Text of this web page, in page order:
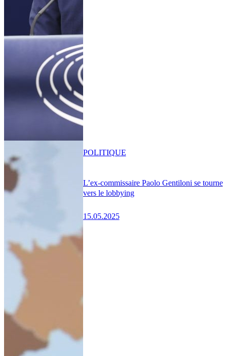
L’ex-commissaire Paolo Gentiloni se tourne
vers le lobbying
15.05.2025
POLITIQUE